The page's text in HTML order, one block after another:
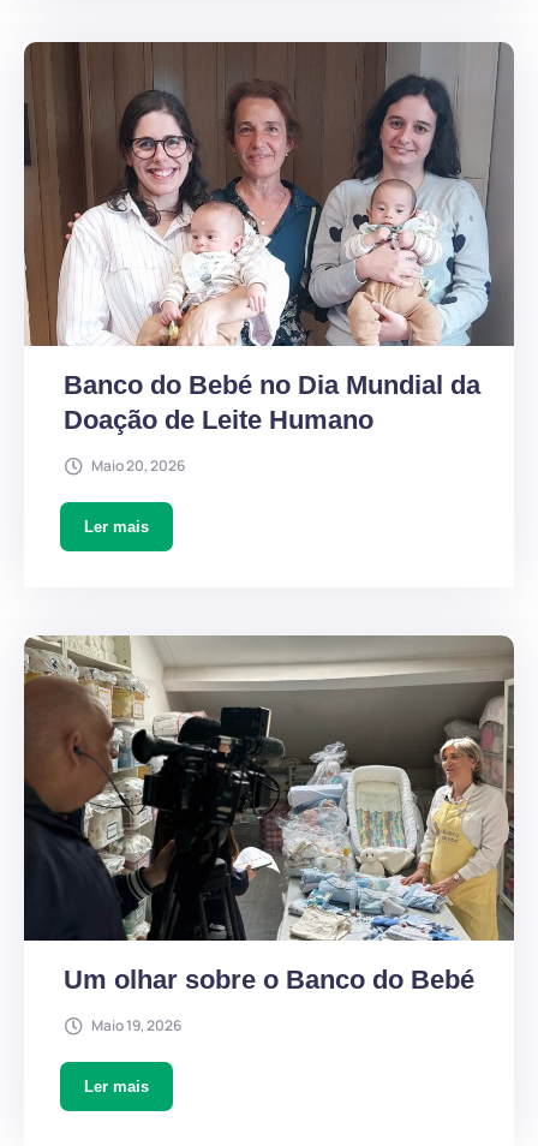
Banco do Bebé no Dia Mundial da
Doação de Leite Humano
Maio 20, 2026
Ler mais
Um olhar sobre o Banco do Bebé
Maio 19, 2026
Ler mais